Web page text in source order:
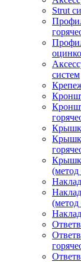
Strut
систем